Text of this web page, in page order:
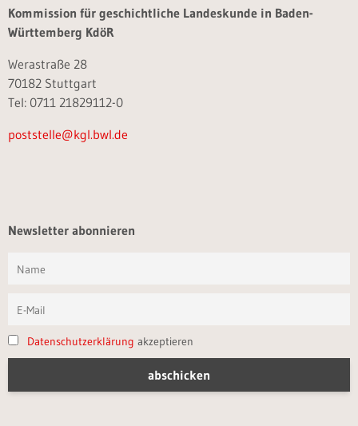
Kommission für geschichtliche Landeskunde in Baden-
Württemberg KdöR
Werastraße 28
70182 Stuttgart
Tel: 0711 21829112-0
poststelle@kgl.bwl.de
Newsletter abonnieren
Datenschutzerklärung akzeptieren